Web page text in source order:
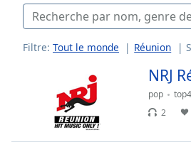
Stream
TypeLIVE
Remaining
Filtre: Tout le monde Réunion
NRJ
pop
2